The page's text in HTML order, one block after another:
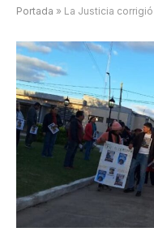
Portada » La Justicia corrigió error